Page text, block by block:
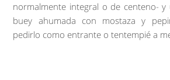
normalmente integral o de centeno-
buey ahumada con mostaza y
pedirlo como entrante o tentempié a